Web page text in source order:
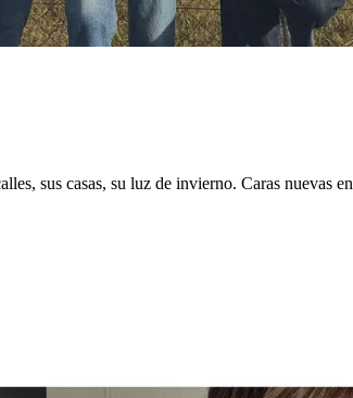
sus casas, su luz de invierno. Caras nuevas